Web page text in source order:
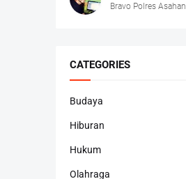
Bravo Polres Asahan
CATEGORIES
Budaya
Hiburan
Hukum
Olahraga